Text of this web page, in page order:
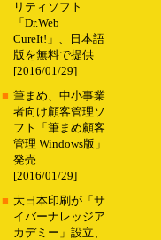
リティソフト
「Dr.Web
CureIt!」、日本語
版を無料で提供
[2016/01/29]
■ 筆まめ、中小事業
者向け顧客管理ソ
フト「筆まめ顧客
管理 Windows版」
発売
[2016/01/29]
■ 大日本印刷が「サ
イバーナレッジア
カデミー」設立、